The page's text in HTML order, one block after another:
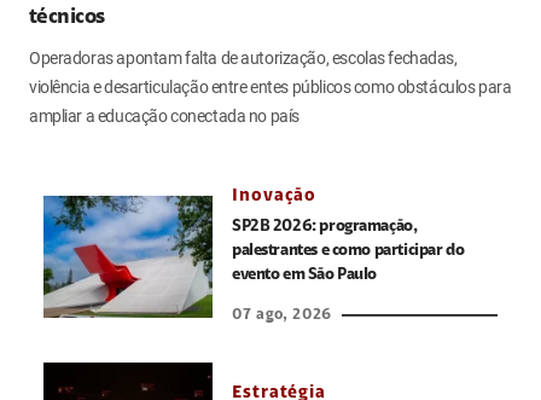
técnicos
Operadoras apontam falta de autorização, escolas fechadas,
violência e desarticulação entre entes públicos como obstáculos para
ampliar a educação conectada no país
Inovação
SP2B 2026: programação,
palestrantes e como participar do
evento em São Paulo
07 ago, 2026
Estratégia